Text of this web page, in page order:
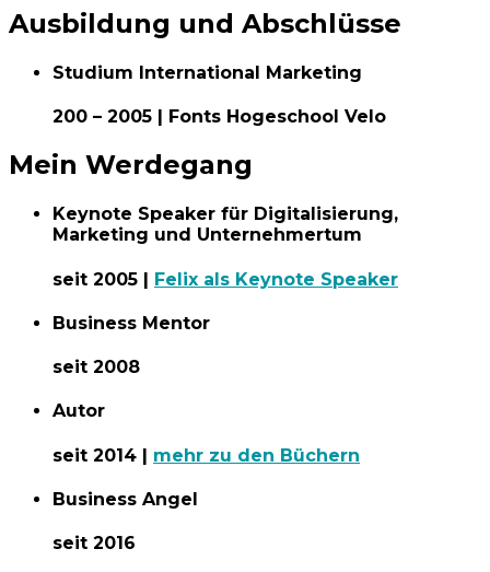
Ausbildung und Abschlüsse
Studium International Marketing
200 – 2005 | Fonts Hogeschool Velo
Mein Werdegang
Keynote Speaker für Digitalisierung,
Marketing und Unternehmertum
seit 2005 | Felix als Keynote Speaker
Business Mentor
seit 2008
Autor
seit 2014 | mehr zu den Büchern
Business Angel
seit 2016